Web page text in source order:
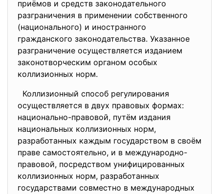
приёмов и средств законодательного
разграничения в применении собственного
(национального) и иностранного
гражданского законодательства. Указанное
разграничение осуществляется изданием
законотворческим органом особых
коллизионных норм.
Коллизионный способ регулирования
осуществляется в двух правовых формах:
национально-правовой, путём издания
национальных коллизионных норм,
разработанных каждым государством в своём
праве самостоятельно, и в международно-
правовой, посредством унифицированных
коллизионных норм, разработанных
государствами совместно в международных